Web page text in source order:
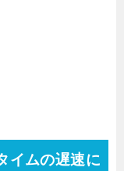
イムの遅速に